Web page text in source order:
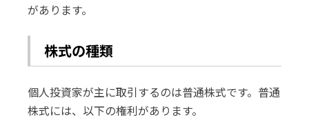
があります。
株式の種類
個人投資家が主に取引するのは普通株式です。普通
株式には、以下の権利があります。